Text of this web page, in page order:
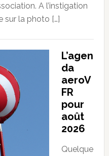
A l’instigation
sur la photo […]
L’agen
da
aeroV
FR
pour
août
2026
Quelque